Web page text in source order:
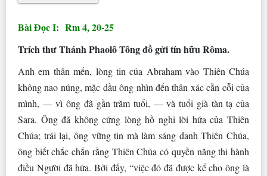
Bài Ðọc I: Rm 4, 20-25
Trích thư Thánh Phaolô Tông đồ gửi tín hữu Rôma.
Anh em thân mến, lòng tin của Abraham vào Thiên Chúa
không nao núng, mặc dầu ông nhìn đến thân xác cằn cỗi của
mình, — vì ông đã gần trăm tuổi, — và tuổi già tàn tạ của
Sara. Ông đã không cứng lòng hồ nghi lời hứa của Thiên
Chúa; trái lại, ông vững tin mà làm sáng danh Thiên Chúa,
ông biết chắc chắn rằng Thiên Chúa có quyền năng thi hành
điều Người đã hứa. Bởi đấy, “việc đó đã được kể cho ông là